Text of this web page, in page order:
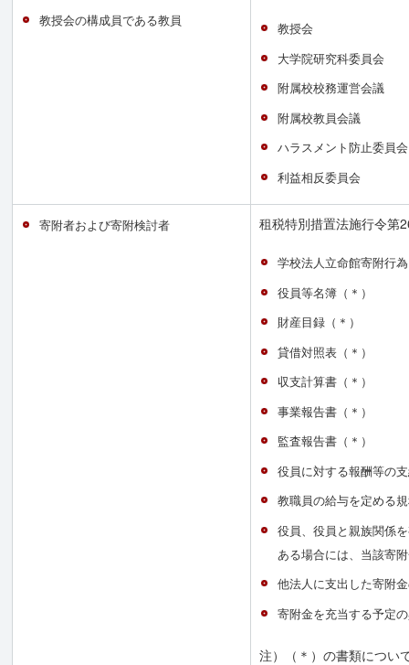
教授会の構成員である教員
教授会
大学院研究科委員会
附属校校務運営会議
附属校教員会議
ハラスメント防止委員会
利益相反委員会
寄附者および寄附検討者 租税特別措置法施行令第
学校法人立命館寄附行
役員等名簿（＊）
財産目録（＊）
貸借対照表（＊）
収支計算書（＊）
事業報告書（＊）
監査報告書（＊）
役員に対する報酬等の
教職員の給与を定める
役員、役員と親族関係
ある場合には、当該寄
他法人に支出した寄附
寄附金を充当する予定
注）（＊）の書類につい